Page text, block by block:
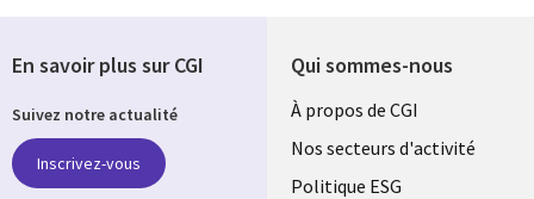
Qui sommes-nous
Useful
links
À propos de CGI
Nos secteurs d'activité
Politique ESG
En savoir plus sur CGI
Suivez notre actualité
Inscrivez-vous